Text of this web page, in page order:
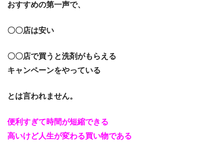
おすすめの第一声で、
〇〇店は安い
〇〇店で買うと洗剤がもらえる
キャンペーンをやっている
とは言われません。
便利すぎて時間が短縮できる
高いけど人生が変わる買い物である